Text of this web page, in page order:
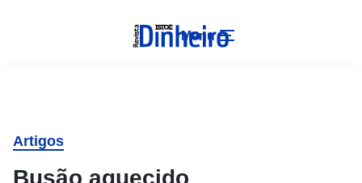
Menu
Artigos
Busão aquecido